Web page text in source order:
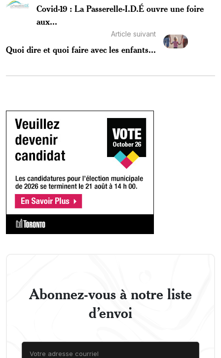
Covid-19 : La Passerelle-I.D.É ouvre une foire
aux...
Article suivant
Quoi dire et quoi faire avec les enfants...
Abonnez-vous à notre liste
d’envoi